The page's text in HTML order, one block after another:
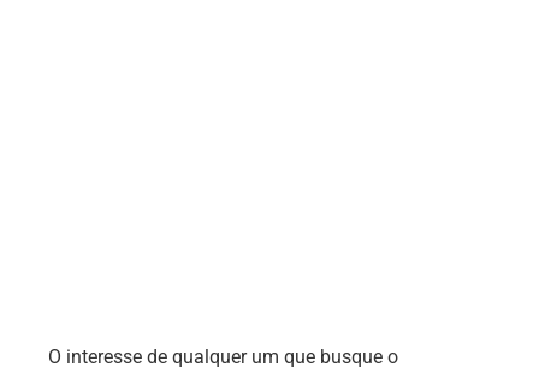
O interesse de qualquer um que busque o